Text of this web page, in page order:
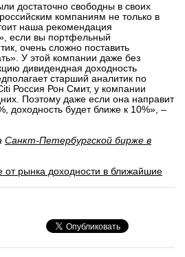
достаточно свободны в своих
компаниям не только в
наша рекомендация
если вы портфельный
очень сложно поставить
У этой компании даже без
дивидендная доходность
старший аналитик по
Россия Рон Смит, у компании
Поэтому даже если она направит
доходность будет ближе к 10%», –
Санкт-Петербургской бирже в
от рынка доходности в ближайшие